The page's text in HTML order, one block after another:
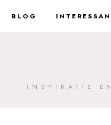
BLOG
INSPIRATIE